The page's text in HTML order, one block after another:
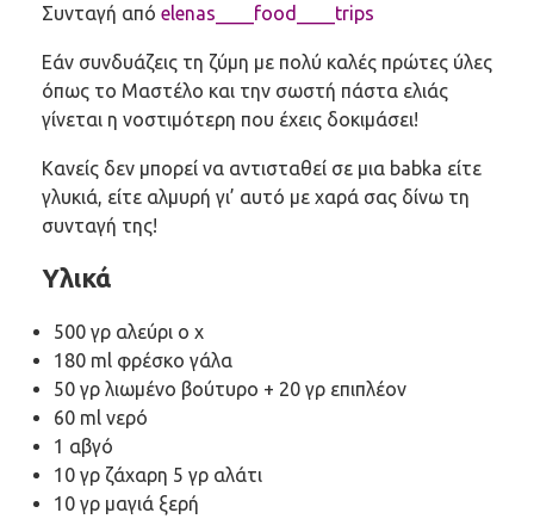
Συνταγή από elenas____food____trips
Εάν συνδυάζεις τη ζύμη με πολύ καλές πρώτες ύλες
όπως το Μαστέλο και την σωστή πάστα ελιάς
γίνεται η νοστιμότερη που έχεις δοκιμάσει!
Κανείς δεν μπορεί να αντισταθεί σε μια babka είτε
γλυκιά, είτε αλμυρή γι’ αυτό με χαρά σας δίνω τη
συνταγή της!
Υλικά
500 γρ αλεύρι ο χ
180 ml φρέσκο γάλα
50 γρ λιωμένο βούτυρο + 20 γρ επιπλέον
60 ml νερό
1 αβγό
10 γρ ζάχαρη 5 γρ αλάτι
10 γρ μαγιά ξερή